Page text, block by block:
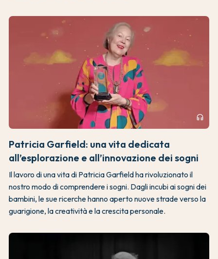
headphones
Patricia Garfield: una vita dedicata
all’esplorazione e all’innovazione dei sogni
Il lavoro di una vita di Patricia Garfield ha rivoluzionato il
nostro modo di comprendere i sogni. Dagli incubi ai sogni dei
bambini, le sue ricerche hanno aperto nuove strade verso la
guarigione, la creatività e la crescita personale.